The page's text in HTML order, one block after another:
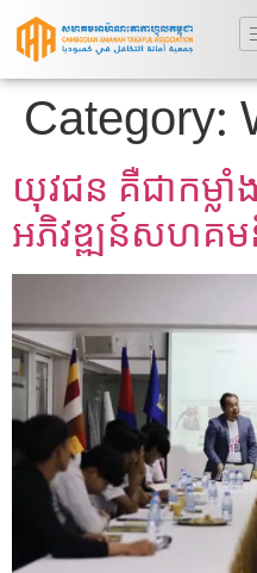
Category:
យុវជន គឺជាកម្លាំ
អភិវឌ្ឍន៍សហគម